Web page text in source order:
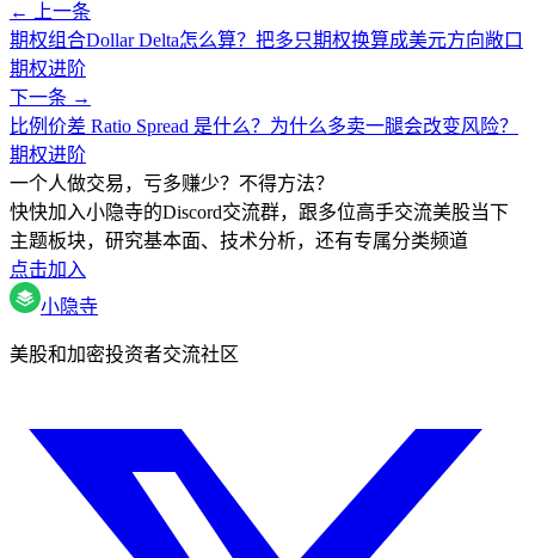
← 上一条
期权组合Dollar Delta怎么算？把多只期权换算成美元方向敞口
期权进阶
下一条 →
比例价差 Ratio Spread 是什么？为什么多卖一腿会改变风险？
期权进阶
一个人做交易，亏多赚少？不得方法？
快快加入小隐寺的Discord交流群，跟多位高手交流美股当下
主题板块，研究基本面、技术分析，还有专属分类频道
点击加入
小隐寺
美股和加密投资者交流社区